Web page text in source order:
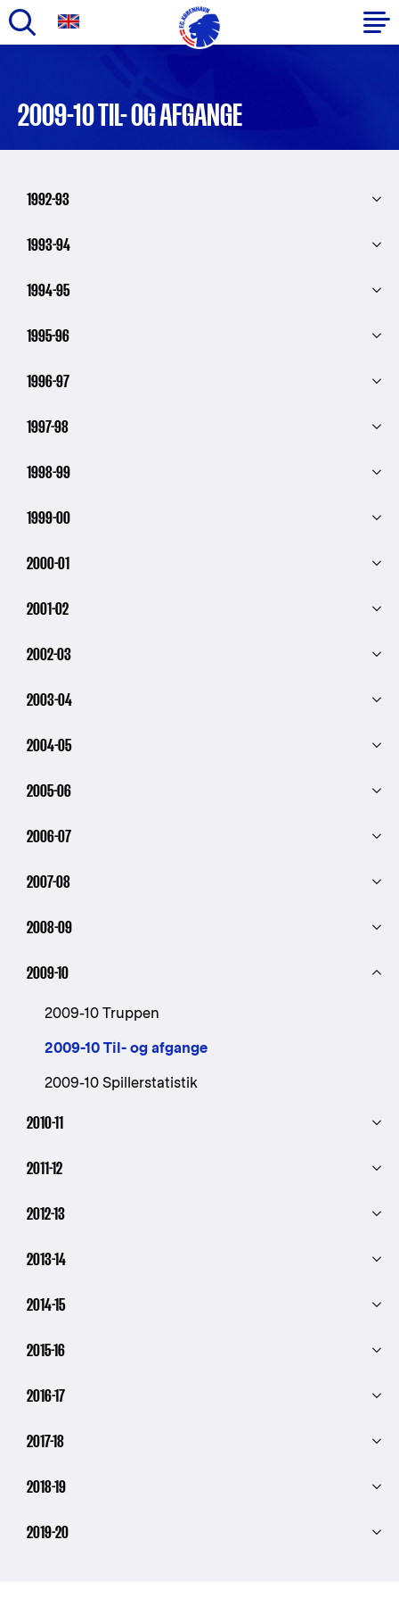
navigation
2009-10 TIL- OG AFGANGE
1992-93
1993-94
1994-95
1995-96
1996-97
1997-98
1998-99
1999-00
2000-01
2001-02
2002-03
2003-04
2004-05
2005-06
2006-07
2007-08
2008-09
2009-10
2009-10 Truppen
2009-10 Til- og afgange
2009-10 Spillerstatistik
2010-11
2011-12
2012-13
2013-14
2014-15
2015-16
2016-17
2017-18
2018-19
2019-20